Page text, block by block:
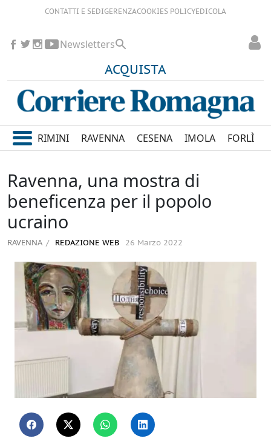
CONTATTI E SEDIGERENZACOOKIES POLICYEDICOLA
ACQUISTA
Newsletters
RIMINI RAVENNA CESENA IMOLA FORLÌ
Ravenna, una mostra di
beneficenza per il popolo
ucraino
RAVENNA REDAZIONE WEB 26 Marzo 2022